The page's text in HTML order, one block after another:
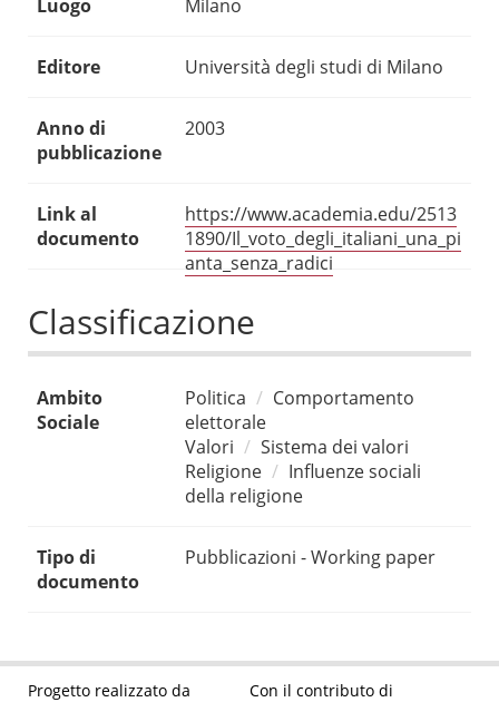
Luogo Milano
Editore Università degli studi di Milano
Anno di
pubblicazione
2003
Link al
documento
https://www.academia.edu/2513
1890/Il_voto_degli_italiani_una_pi
anta_senza_radici
Classificazione
Ambito
Sociale
Politica
Comportamento
elettorale
Valori
Sistema dei valori
Religione
Influenze sociali
della religione
Tipo di
documento
Pubblicazioni - Working paper
Progetto realizzato da Con il contributo di